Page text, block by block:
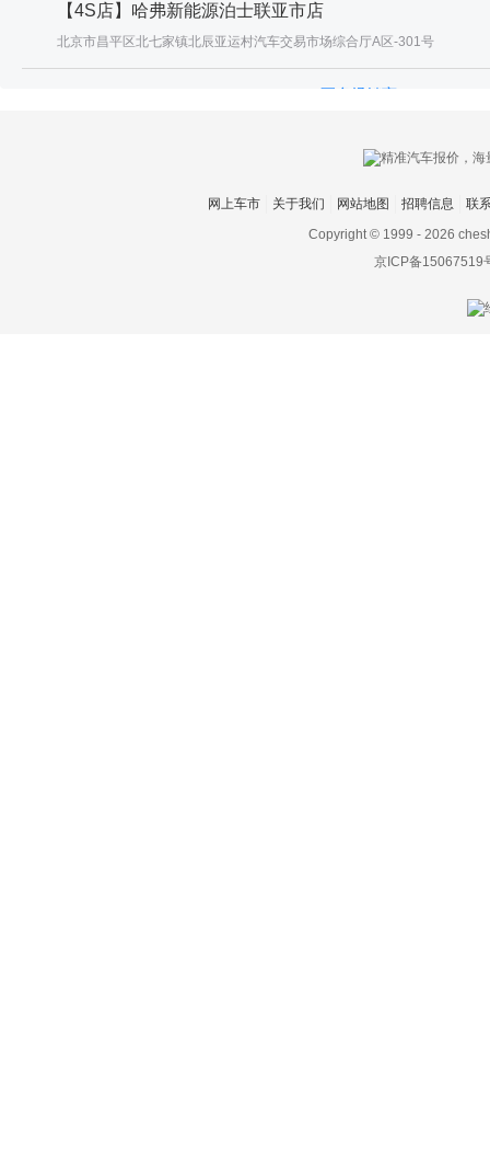
【4S店】哈弗新能源泊士联亚市店
北京市昌平区北七家镇北辰亚运村汽车交易市场综合厅A区-301号
更多经销商
网上车市 关于我们 网站地图 招聘信息
联
Copyright © 1999 - 2026
京ICP备15067519